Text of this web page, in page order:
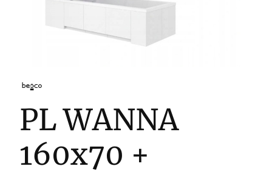
PL WANNA
160x70 +